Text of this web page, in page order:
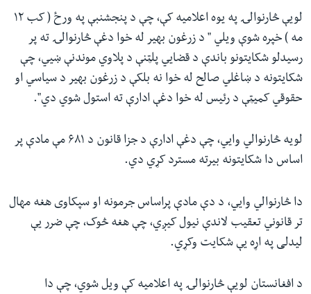
لويې څارنوالۍ په یوه اعلامیه کې، چې د پنجشنبې په ورځ ( کب ۱۲
مه ) خپره شوې ویلي " د زرغون بهیر له خوا دغې څارنوالۍ ته پر
رسیدلو شکایتونو باندې د قضايي پلټنې د پلاوي موندنې ښيي، چې
شکایتونه د ښاغلي صالح له خوا نه بلکې د زرغون بهیر د سیاسي او
حقوقي کمیټې د رئیس له خوا دغې ادارې ته استول شوي دي".
لویه څارنوالي وايي، چې دغې ادارې د جزا قانون د ۶۸۱ مې مادې پر
اساس دا شکایتونه بیرته مسترد کړي دي.
دا څارنوالي وايي، د دې مادې پراساس جرمونه او سپکاوی هغه مهال
تر قانوني تعقیب لاندې نیول کیږي، چې هغه څوک، چې ضرر یې
لیدلی په اړه یې شکایت وکړي.
د افغانستان لویې څارنوالۍ په اعلامیه کې ویل شوي، چې دا